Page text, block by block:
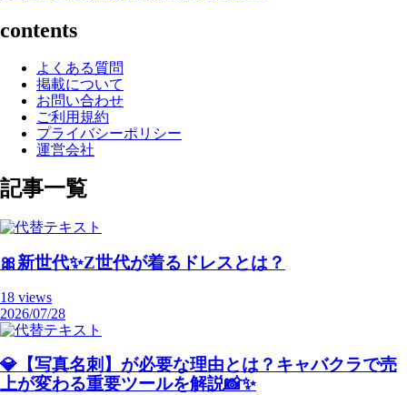
contents
よくある質問
掲載について
お問い合わせ
ご利用規約
プライバシーポリシー
運営会社
記事一覧
🎀新世代✨Z世代が着るドレスとは？
18 views
2026/07/28
💎【写真名刺】が必要な理由とは？キャバクラで売
上が変わる重要ツールを解説📸✨